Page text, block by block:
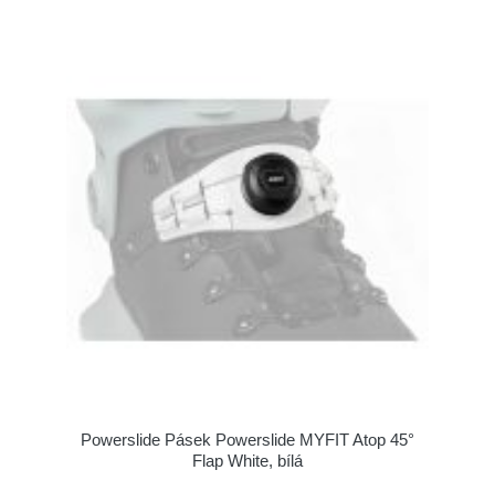
Powerslide Pásek Powerslide MYFIT Atop 45°
Flap White, bílá